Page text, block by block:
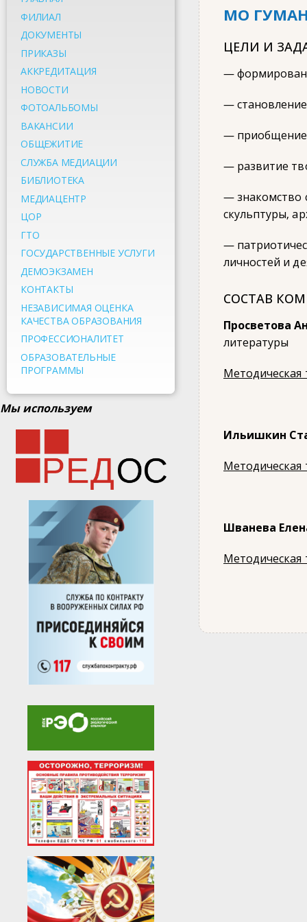
ФИЛИАЛ
ДОКУМЕНТЫ
ПРИКАЗЫ
АККРЕДИТАЦИЯ
НОВОСТИ
ФОТОАЛЬБОМЫ
ВАКАНСИИ
ОБЩЕЖИТИЕ
СЛУЖБА МЕДИАЦИИ
БИБЛИОТЕКА
МЕДИАЦЕНТР
ЦОР
ГТО
ГОСУДАРСТВЕННЫЕ УСЛУГИ
ДЕМОЭКЗАМЕН
КОНТАКТЫ
НЕЗАВИСИМАЯ ОЦЕНКА
КАЧЕСТВА ОБРАЗОВАНИЯ
ПРОФЕССИОНАЛИТЕТ
ОБРАЗОВАТЕЛЬНЫЕ
ПРОГРАММЫ
Мы используем
МО
ЦЕЛИ И
—
—
— приобщение
— развитие
— знакомство
скульптуры,
—
личностей и
СОСТАВ
Просветова
литературы
Методическая
Ильишкин
Методическая
Шванева
Методическая